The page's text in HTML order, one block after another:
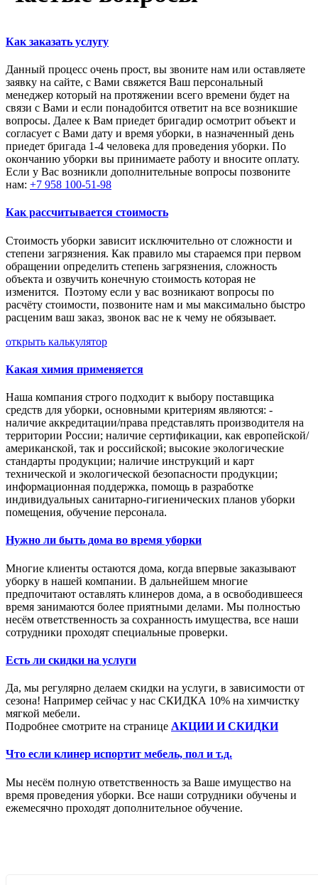
Как заказать услугу
Данный процесс очень прост, вы звоните нам или оставляете
заявку на сайте, с Вами свяжется Ваш персональный
менеджер который на протяжении всего времени будет на
связи с Вами и если понадобится ответит на все возникшие
вопросы. Далее к Вам приедет бригадир осмотрит объект и
согласует с Вами дату и время уборки, в назначенный день
приедет бригада 1-4 человека для проведения уборки. По
окончанию уборки вы принимаете работу и вносите оплату.
Если у Вас возникли дополнительные вопросы позвоните
нам: +7 958 100-51-98
Как рассчитывается стоимость
Стоимость уборки зависит исключительно от сложности и
степени загрязнения. Как правило мы стараемся при первом
обращении определить степень загрязнения, сложность
объекта и озвучить конечную стоимость которая не
изменится. Поэтому если у вас возникают вопросы по
расчёту стоимости, позвоните нам и мы максимально быстро
расценим ваш заказ, звонок вас не к чему не обязывает.
открыть калькулятор
Какая химия применяется
Наша компания строго подходит к выбору поставщика
средств для уборки, основными критериям являются: -
наличие аккредитации/права представлять производителя на
территории России; наличие сертификации, как европейской/
американской, так и российской; высокие экологические
стандарты продукции; наличие инструкций и карт
технической и экологической безопасности продукции;
информационная поддержка, помощь в разработке
индивидуальных санитарно-гигиенических планов уборки
помещения, обучение персонала.
Нужно ли быть дома во время уборки
Многие клиенты остаются дома, когда впервые заказывают
уборку в нашей компании. В дальнейшем многие
предпочитают оставлять клинеров дома, а в освободившееся
время занимаются более приятными делами. Мы полностью
несём ответственность за сохранность имущества, все наши
сотрудники проходят специальные проверки.
Есть ли скидки на услуги
Да, мы регулярно делаем скидки на услуги, в зависимости от
сезона! Например сейчас у нас СКИДКА 10% на химчистку
мягкой мебели.
Подробнее смотрите на странице АКЦИИ И СКИДКИ
Что если клинер испортит мебель, пол и т.д.
Мы несём полную ответственность за Ваше имущество на
время проведения уборки. Все наши сотрудники обучены и
ежемесячно проходят дополнительное обучение.